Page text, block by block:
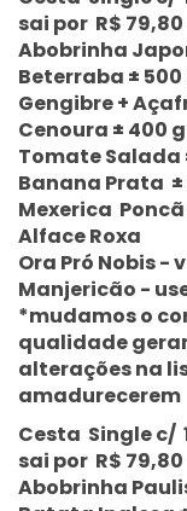
sai por R$
Abobrinha
Beterraba ± 500
Gengibre +
Cenoura ± 400 g
Tomate Salada
Banana Prata ±
Mexerica Poncã
Alface Roxa
Ora Pró Nobis -
Manjericão -
*mudamos o
qualidade
alterações na
amadurecerem
Cesta Single c/
sai por R$
Abobrinha